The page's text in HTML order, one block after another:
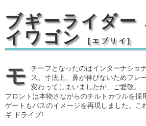
ブギーライダー
イワゴン
[ エブリイ ]
モチーフとなったのはインターナショナル社のスクールバ
ス。寸法上、鼻が伸びないためフレ
変わってしまいましたが、ご愛敬。
フロントは本物さながらのチルトカウルを採
ゲートもバスのイメージを再現しました。こ
ギ ドライブ!